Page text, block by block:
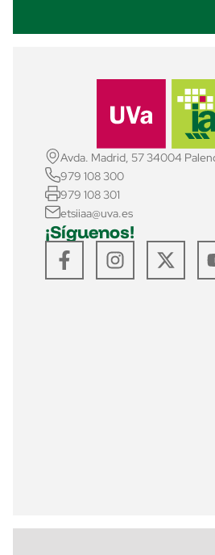
Avda. Madrid, 57 34004
979 108 300
979 108 301
etsiiaa@uva.es
¡Síguenos!